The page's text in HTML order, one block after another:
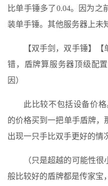
比单手锤多了0.04。因为之
装单手锤。其他服务器上未
【双手剑，双手锤】
错，盾牌算服务器顶级配
因）
此比较不包括设备价
的价格买到一把单手盾牌，
出现一只手比双手更好的情
（只是超越的可能性
般比较好的盾牌都是传家宝